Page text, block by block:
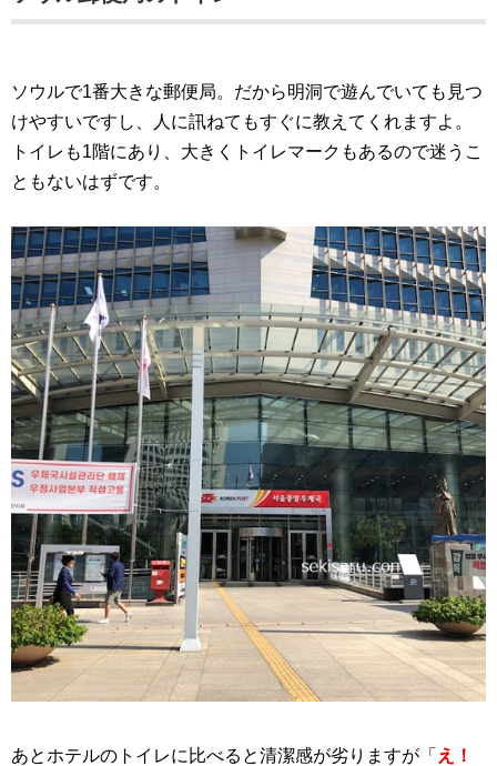
ソウルで1番大きな郵便局。だから明洞で遊んでいても見つ
けやすいですし、人に訊ねてもすぐに教えてくれますよ。
トイレも1階にあり、大きくトイレマークもあるので迷うこ
ともないはずです。
あとホテルのトイレに比べると清潔感が劣りますが「 え！